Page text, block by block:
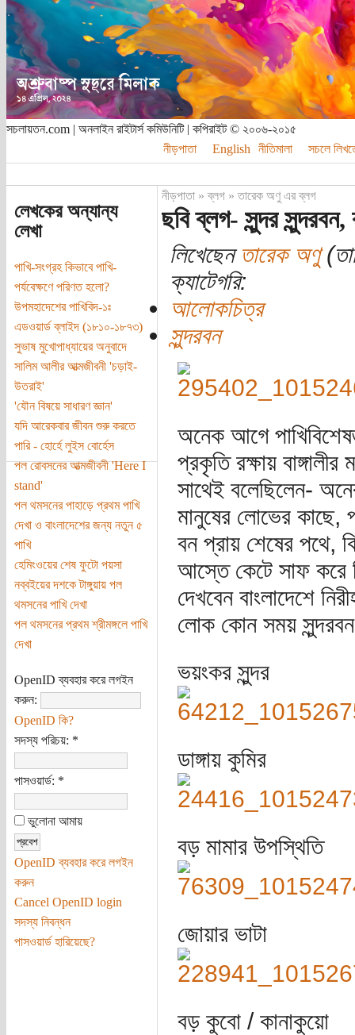
সচলায়তন.com | অনলাইন রাইটার্স কমিউনিটি | কপিরাইট © ২০০৬-২০১৫
নীড়পাতা
English নীতিমালা সচলে
লেখকের অন্যান্য
লেখা
পাখি-সংগ্রহ কিভাবে পাখি-
পর্যবেক্ষণে পরিণত হলো?
উপমহাদেশের পাখিবিদ-১ঃ
এডওয়ার্ড ব্লাইদ (১৮১০-১৮৭৩)
সুভাষ মুখোপাধ্যায়ের অনুবাদে
সালিম আলীর আত্মজীবনী 'চড়াই-
উতরাই'
'যৌন বিষয়ে সাধারণ জ্ঞান'
যদি আরেকবার জীবন শুরু করতে
পারি - হোর্হে লুইস বোর্হেস
পল রোবসনের আত্মজীবনী 'Here I
stand'
পল থমসনের পাহাড়ে প্রথম পাখি
দেখা ও বাংলাদেশের জন্য নতুন ৫
পাখি
হেমিংওয়ের শেষ ফুটো পয়সা
নব্বইয়ের দশকে টাঙ্গুয়ায় পল
থমসনের পাখি দেখা
পল থমসনের প্রথম শ্রীমঙ্গলে পাখি
দেখা
OpenID ব্যবহার করে লগইন
করুন:
OpenID কি?
সদস্য পরিচয়: *
পাসওয়ার্ড: *
ভুলোনা আমায়
OpenID ব্যবহার করে লগইন
করুন
Cancel OpenID login
সদস্য নিবন্ধন
পাসওয়ার্ড হারিয়েছে?
নীড়পাতা»ব্লগ»তারেক অণু এর ব্লগ
ছবি ব্লগ- সুন্দর
লিখেছেনতারেক অণু
ক্যাটেগরি:
আলোকচিত্র
সুন্দরবন
অনেক আগে
প্রকৃতি রক্ষায়
সাথেই বলেছিলেন-
মানুষের লোভের কাছে,
বন প্রায় শেষের পথে,
আস্তে কেটে সাফ করে
দেখবেন বাংলাদেশে
লোক কোন সময় সুন্দরবন
ভয়ংকর সুন্দর
ডাঙ্গায় কুমির
বড় মামার উপস্থিতি
জোয়ার ভাটা
বড় কুবো / কানাকুয়ো